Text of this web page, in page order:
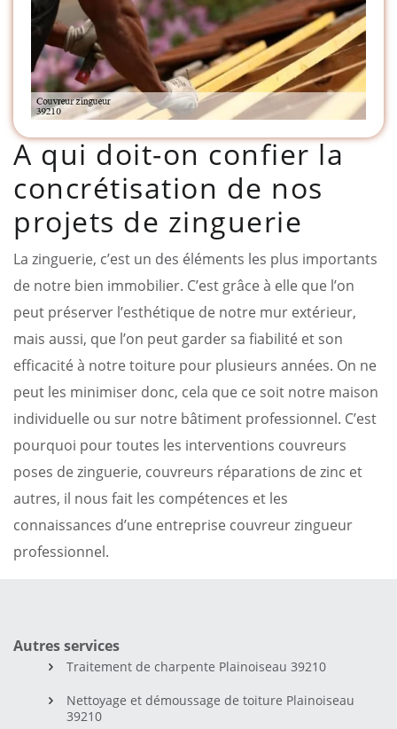
A qui doit-on confier la
concrétisation de nos
projets de zinguerie
La zinguerie, c’est un des éléments les plus importants
de notre bien immobilier. C’est grâce à elle que l’on
peut préserver l’esthétique de notre mur extérieur,
mais aussi, que l’on peut garder sa fiabilité et son
efficacité à notre toiture pour plusieurs années. On ne
peut les minimiser donc, cela que ce soit notre maison
individuelle ou sur notre bâtiment professionnel. C’est
pourquoi pour toutes les interventions couvreurs
poses de zinguerie, couvreurs réparations de zinc et
autres, il nous fait les compétences et les
connaissances d’une entreprise couvreur zingueur
professionnel.
Autres services
Traitement de charpente Plainoiseau 39210
Nettoyage et démoussage de toiture Plainoiseau
39210